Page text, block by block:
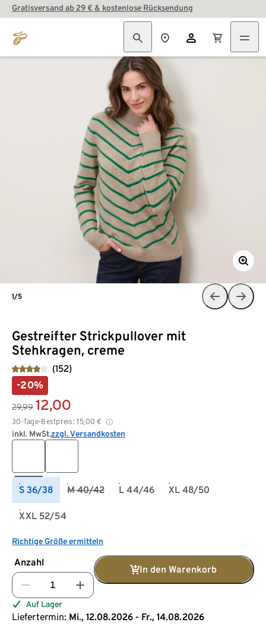
Gratisversand ab 29 € & kostenlose Rücksendung
Gestreifter Strickpullover mit
Stehkragen, creme
(152)
-20%
29,99 12,00
30-Tage-Bestpreis: 15,00 €
inkl. MwSt.zzgl. Versandkosten
S 36/38 M 40/42 L 44/46 XL 48/50
XXL 52/54
Richtige Größe ermitteln
Anzahl
In den Warenkorb
Auf Lager
Liefertermin: Mi., 12.08.2026 - Fr., 14.08.2026
1/5